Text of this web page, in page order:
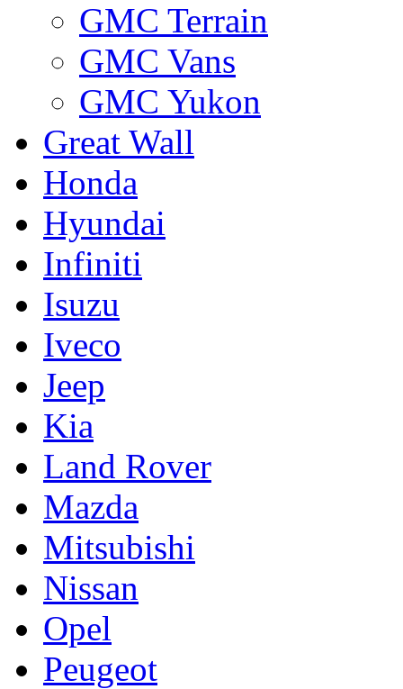
GMC Terrain
GMC Vans
GMC Yukon
Great Wall
Honda
Hyundai
Infiniti
Isuzu
Iveco
Jeep
Kia
Land Rover
Mazda
Mitsubishi
Nissan
Opel
Peugeot